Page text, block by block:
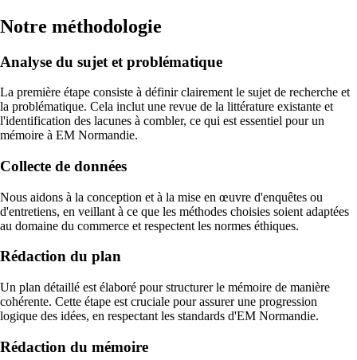
Notre méthodologie
Analyse du sujet et problématique
La première étape consiste à définir clairement le sujet de recherche et
la problématique. Cela inclut une revue de la littérature existante et
l'identification des lacunes à combler, ce qui est essentiel pour un
mémoire à EM Normandie.
Collecte de données
Nous aidons à la conception et à la mise en œuvre d'enquêtes ou
d'entretiens, en veillant à ce que les méthodes choisies soient adaptées
au domaine du commerce et respectent les normes éthiques.
Rédaction du plan
Un plan détaillé est élaboré pour structurer le mémoire de manière
cohérente. Cette étape est cruciale pour assurer une progression
logique des idées, en respectant les standards d'EM Normandie.
Rédaction du mémoire